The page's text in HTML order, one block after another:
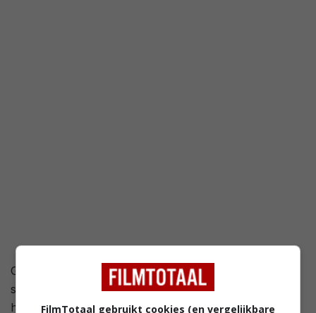
Gwen Cummings is een succesvolle New Yorkse
schrijfster die er een wild uitgaanspatroon op na
houdt. Ze duikt op in alle trendy clubs, maar haar
FilmTotaal gebruikt cookies (en vergelijkbare